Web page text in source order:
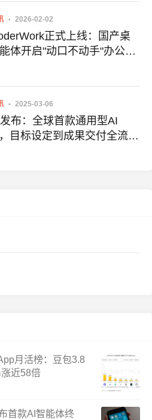
2026-02-02
正式上线：国产桌
体开启"动口不动手"办公新
2025-03-06
布：全球首款通用型AI
目标设定到成果交付全流程
月活榜：豆包3.8
近58倍
首款AI智能体终